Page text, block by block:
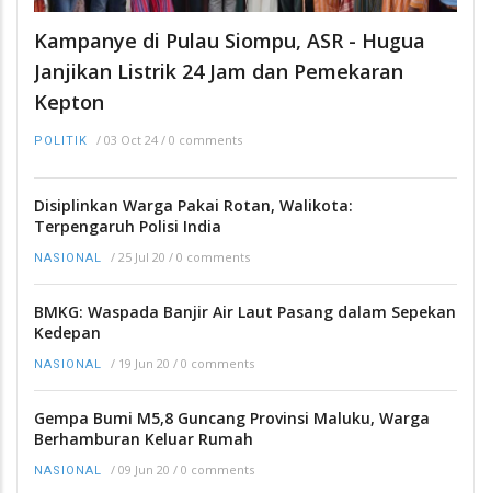
Kampanye di Pulau Siompu, ASR - Hugua
Janjikan Listrik 24 Jam dan Pemekaran
Kepton
POLITIK / 03 Oct 24 / 0 comments
Disiplinkan Warga Pakai Rotan, Walikota:
Terpengaruh Polisi India
NASIONAL / 25 Jul 20 / 0 comments
BMKG: Waspada Banjir Air Laut Pasang dalam Sepekan
Kedepan
NASIONAL / 19 Jun 20 / 0 comments
Gempa Bumi M5,8 Guncang Provinsi Maluku, Warga
Berhamburan Keluar Rumah
NASIONAL / 09 Jun 20 / 0 comments